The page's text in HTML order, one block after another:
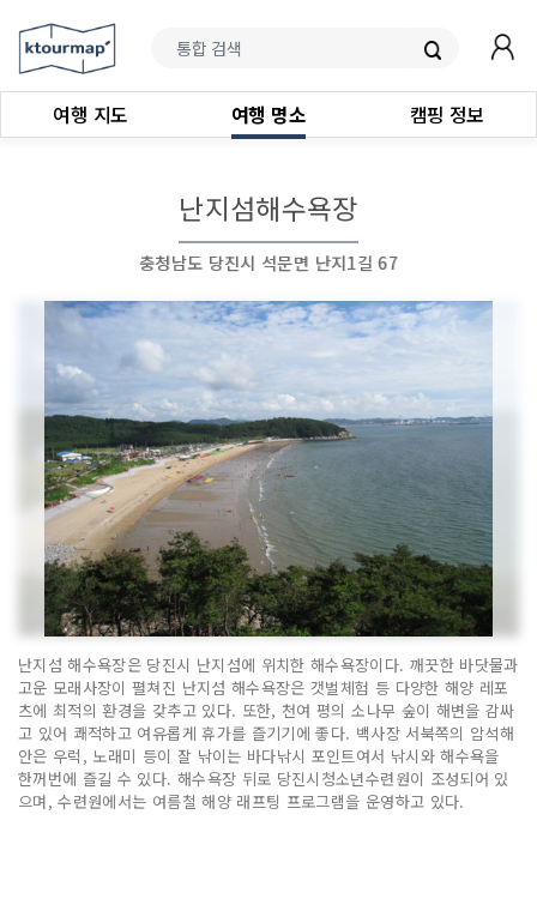
여행 지도 여행 명소 캠핑 정보
난지섬해수욕장
충청남도 당진시 석문면 난지1길 67
난지섬 해수욕장은 당진시 난지섬에 위치한 해수욕장이다. 깨끗한 바닷물과
고운 모래사장이 펼쳐진 난지섬 해수욕장은 갯벌체험 등 다양한 해양 레포
츠에 최적의 환경을 갖추고 있다. 또한, 천여 평의 소나무 숲이 해변을 감싸
고 있어 쾌적하고 여유롭게 휴가를 즐기기에 좋다. 백사장 서북쪽의 암석해
안은 우럭, 노래미 등이 잘 낚이는 바다낚시 포인트여서 낚시와 해수욕을
한꺼번에 즐길 수 있다. 해수욕장 뒤로 당진시청소년수련원이 조성되어 있
으며, 수련원에서는 여름철 해양 래프팅 프로그램을 운영하고 있다.